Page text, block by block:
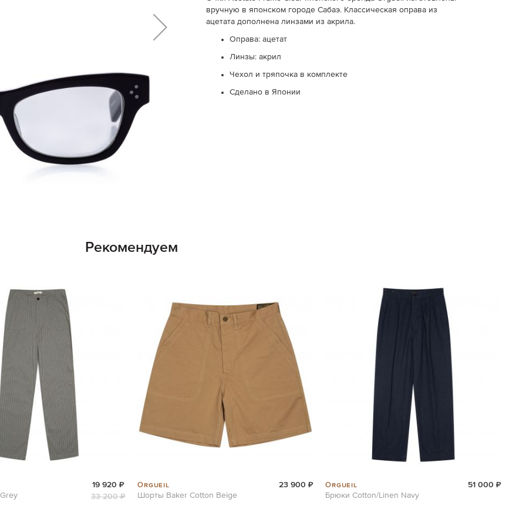
вручную в японском городе Сабаэ. Классическая оправа из
ацетата дополнена линзами из акрила.
Оправа: ацетат
Линзы: акрил
Чехол и тряпочка в комплекте
Сделано в Японии
Рекомендуем
19 920 ₽
33 200 ₽
Orgueil
Шорты Baker Cotton Beige
23 900 ₽ Orgueil
Брюки Cotton/Linen Navy
51 000 ₽